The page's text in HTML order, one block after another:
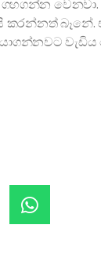
වෙනවා.
කරන්නත්